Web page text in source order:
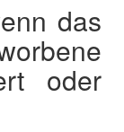
das
oder